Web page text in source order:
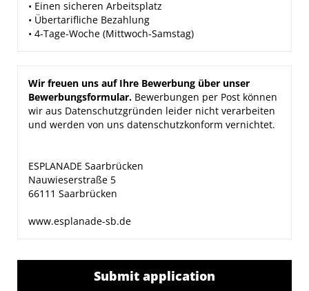
• Einen sicheren Arbeitsplatz
• Übertarifliche Bezahlung
• 4-Tage-Woche (Mittwoch-Samstag)
Wir freuen uns auf Ihre Bewerbung über unser
Bewerbungsformular. Bewerbungen per Post können
wir aus Datenschutzgründen leider nicht verarbeiten
und werden von uns datenschutzkonform vernichtet.
ESPLANADE Saarbrücken
Nauwieserstraße 5
66111 Saarbrücken
www.esplanade-sb.de
Submit application